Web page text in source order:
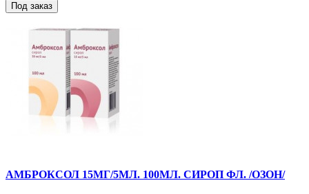
Под заказ
АМБРОКСОЛ 15МГ/5МЛ. 100МЛ. СИРОП ФЛ. /ОЗОН/